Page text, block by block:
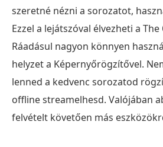
szeretné nézni a sorozatot,
Ezzel a lejátszóval élvezheti a
Ráadásul nagyon könnyen
helyzet a Képernyőrögzítővel.
lenned a kedvenc sorozatod
offline streamelhesd. Valójában
felvételt követően más